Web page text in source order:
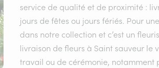
service de qualité et de proximité :
jours de fêtes ou jours fériés. Pour
dans notre collection et c’est un
livraison de fleurs à Saint sauveur le
travail ou de cérémonie, notamment